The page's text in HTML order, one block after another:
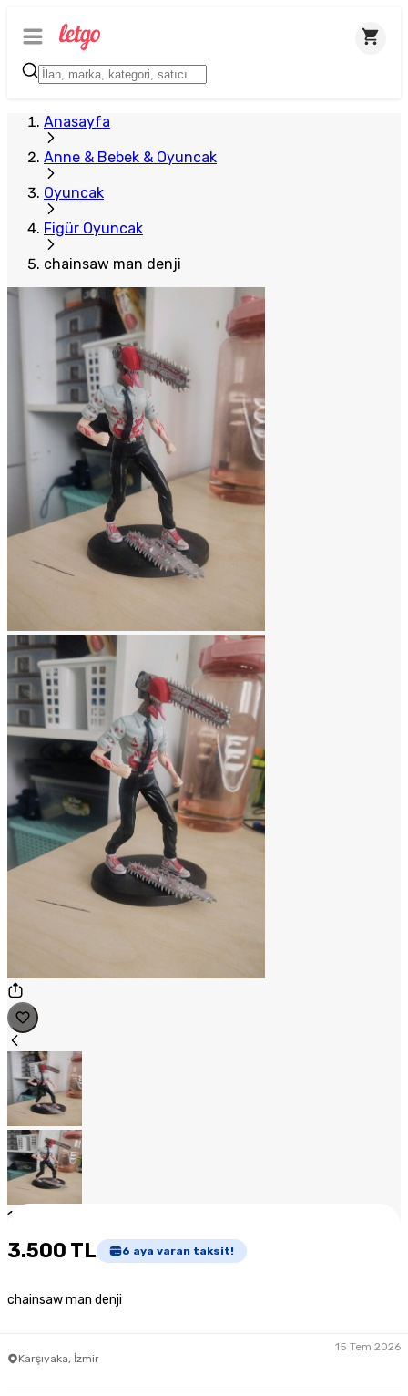
Anasayfa
Anne & Bebek & Oyuncak
Oyuncak
Figür Oyuncak
chainsaw man denji
1
3.500 TL 6 aya varan taksit!
chainsaw man denji
Karşıyaka, İzmir
15 Tem 2026